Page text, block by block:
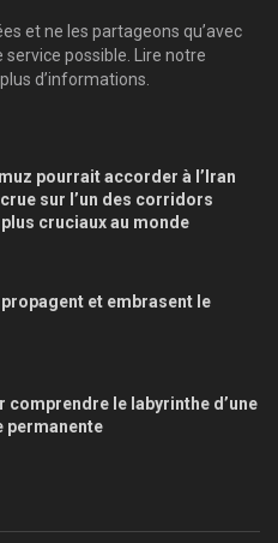
et ne les partageons qu’avec
possible. Lire notre
d’informations.
pourrait accorder à l’Iran
sur l’un des corridors
cruciaux au monde
et embrasent le
comprendre le labyrinthe d’une